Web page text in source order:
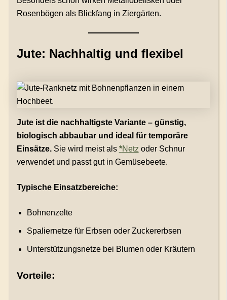
Rosenbögen als Blickfang in Ziergärten.
Jute: Nachhaltig und flexibel
Jute ist die nachhaltigste Variante – günstig,
biologisch abbaubar und ideal für temporäre
Einsätze.Sie wird meist als *Netz oder Schnur
verwendet und passt gut in Gemüsebeete.
Typische Einsatzbereiche:
Bohnenzelte
Spaliernetze für Erbsen oder Zuckererbsen
Unterstützungsnetze bei Blumen oder Kräutern
Vorteile: